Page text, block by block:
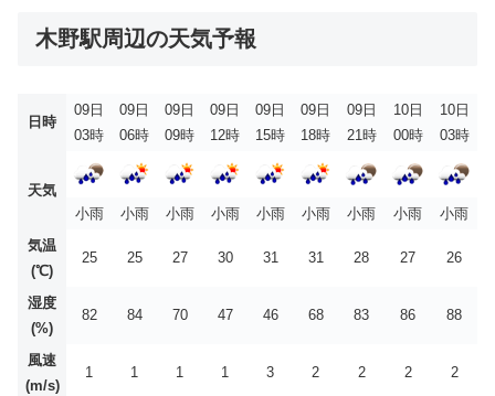
木野駅周辺の天気予報
日時
09日
03時
09日
06時
09日
09時
09日
12時
09日
15時
09日
18時
09日
21時
10日
00時
10日
03時
天気
小雨
小雨 小雨 小雨 小雨 小雨 小雨 小雨
小雨
気温
(℃)
25 25 27 30 31 31 28 27 26
湿度
(%)
82 84 70 47 46 68 83 86 88
風速
(m/s)
1 1 1 1 3 2 2 2 2